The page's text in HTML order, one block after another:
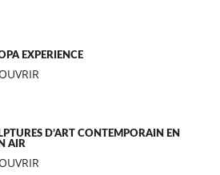
EXPERIENCE
D’ART CONTEMPORAIN EN
AIR